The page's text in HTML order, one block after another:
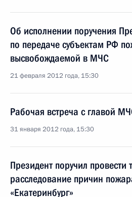
Об исполнении поручения
по передаче субъектам РФ
высвобождаемой в МЧС
21 февраля 2012 года, 15:30
Рабочая встреча с главой
31 января 2012 года, 15:30
Президент поручил провести
расследование причин
«Екатеринбург»